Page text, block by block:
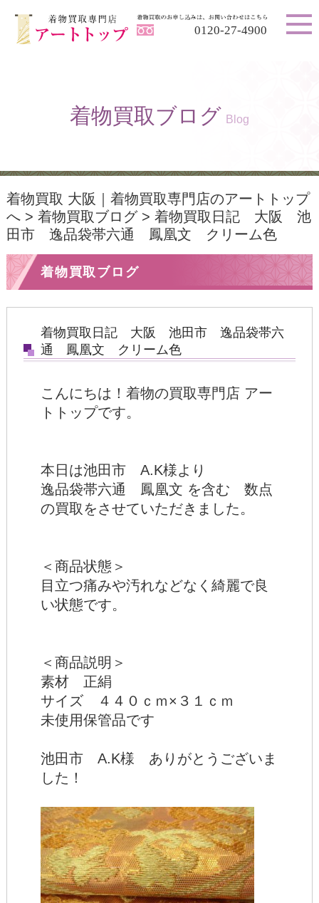
0120-27-4900
着物買取ブログ Blog
着物買取 大阪｜着物買取専門店のアートトップ
へ> 着物買取ブログ> 着物買取日記 大阪 池
田市 逸品袋帯六通 鳳凰文 クリーム色
着物買取ブログ
着物買取日記 大阪 池田市 逸品袋帯六
通 鳳凰文 クリーム色
こんにちは！着物の買取専門店 アー
トトップです。
本日は池田市 A.K様より
逸品袋帯六通 鳳凰文 を含む 数点
の買取をさせていただきました。
＜商品状態＞
目立つ痛みや汚れなどなく綺麗で良
い状態です。
＜商品説明＞
素材 正絹
サイズ ４４０ｃｍ×３１ｃｍ
未使用保管品です
池田市 A.K様 ありがとうございま
した！